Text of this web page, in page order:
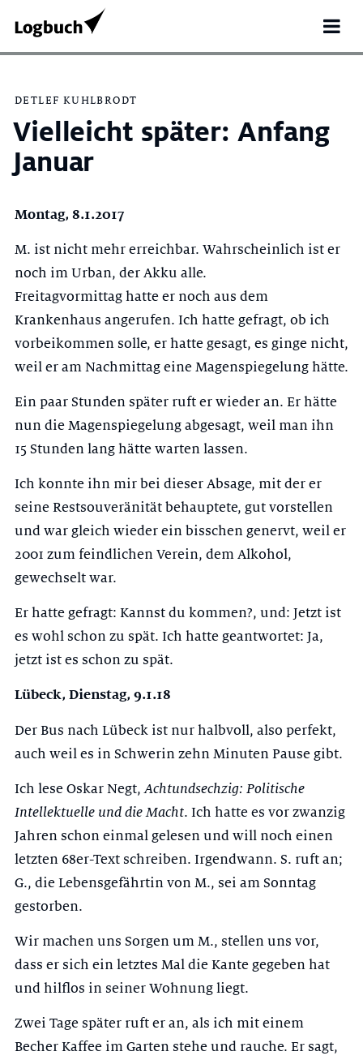
Search
for:
DETLEF KUHLBRODT
Vielleicht später: Anfang
Januar
Montag, 8.1.2017
M. ist nicht mehr erreichbar. Wahrscheinlich ist er
noch im Urban, der Akku alle.
Freitagvormittag hatte er noch aus dem
Krankenhaus angerufen. Ich hatte gefragt, ob ich
vorbeikommen solle, er hatte gesagt, es ginge nicht,
weil er am Nachmittag eine Magenspiegelung hätte.
Ein paar Stunden später ruft er wieder an. Er hätte
nun die Magenspiegelung abgesagt, weil man ihn
15 Stunden lang hätte warten lassen.
Ich konnte ihn mir bei dieser Absage, mit der er
seine Restsouveränität behauptete, gut vorstellen
und war gleich wieder ein bisschen genervt, weil er
2001 zum feindlichen Verein, dem Alkohol,
gewechselt war.
Er hatte gefragt: Kannst du kommen?, und: Jetzt ist
es wohl schon zu spät. Ich hatte geantwortet: Ja,
jetzt ist es schon zu spät.
Lübeck, Dienstag, 9.1.18
Der Bus nach Lübeck ist nur halbvoll, also perfekt,
auch weil es in Schwerin zehn Minuten Pause gibt.
Ich lese Oskar Negt,Achtundsechzig: Politische
Intellektuelle und die Macht. Ich hatte es vor zwanzig
Jahren schon einmal gelesen und will noch einen
letzten 68er-Text schreiben. Irgendwann. S. ruft an;
G., die Lebensgefährtin von M., sei am Sonntag
gestorben.
Wir machen uns Sorgen um M., stellen uns vor,
dass er sich ein letztes Mal die Kante gegeben hat
und hilflos in seiner Wohnung liegt.
Zwei Tage später ruft er an, als ich mit einem
Becher Kaffee im Garten stehe und rauche. Er sagt,